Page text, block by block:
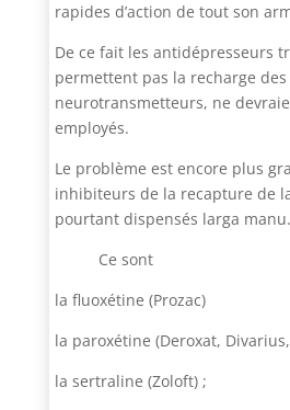
rapides d’action de tout son
De ce fait les antidépresseurs
permettent pas la recharge
neurotransmetteurs, ne
employés.
Le problème est encore plus
inhibiteurs de la recapture de
pourtant dispensés larga manu.
Ce sont
la fluoxétine (Prozac)
la paroxétine (Deroxat,
la sertraline (Zoloft) ;